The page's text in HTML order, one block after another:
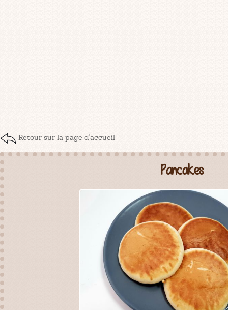
Retour sur la page d'accueil
Pancakes